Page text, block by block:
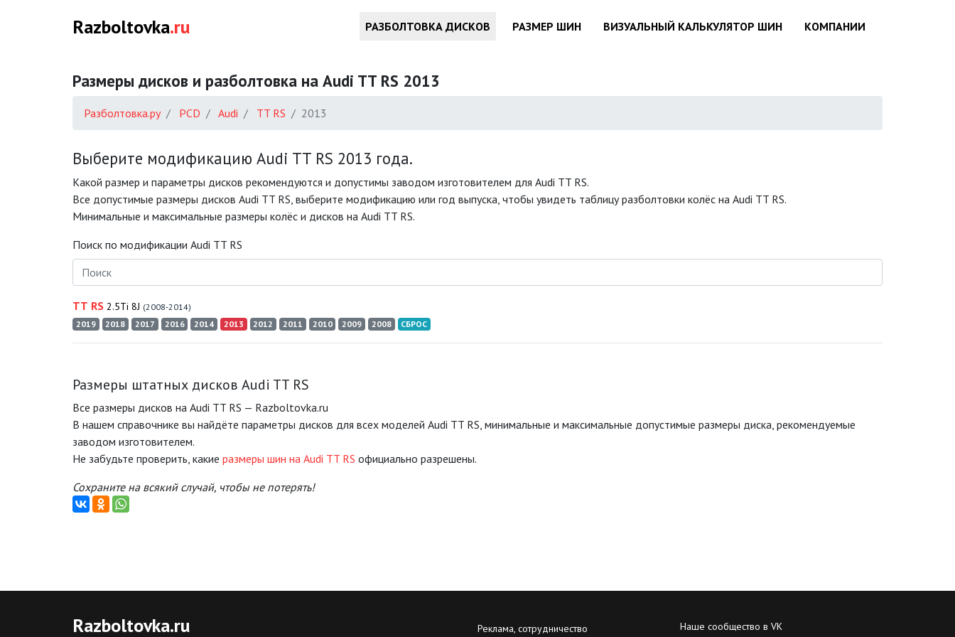
Razboltovka.ru РАЗБОЛТОВКА ДИСКОВ РАЗМЕР ШИН ВИЗУАЛЬНЫЙ КАЛЬКУЛЯТОР ШИН КОМПАНИИ
Размеры дисков и разболтовка на Audi TT RS 2013
Разболтовка.ру PCD Audi TT RS 2013
Выберите модификацию Audi TT RS 2013 года.
Какой размер и параметры дисков рекомендуются и допустимы заводом изготовителем для Audi TT RS.
Все допустимые размеры дисков Audi TT RS, выберите модификацию или год выпуска, чтобы увидеть таблицу разболтовки колёс на Audi TT RS.
Минимальные и максимальные размеры колёс и дисков на Audi TT RS.
Поиск по модификации Audi TT RS
TT RS 2.5Ti 8J (2008-2014)
2019
2018 2017 2016 2014 2013 2012 2011 2010 2009 2008 СБРОС
Размеры штатных дисков Audi TT RS
Все размеры дисков на Audi TT RS — Razboltovka.ru
В нашем справочнике вы найдёте параметры дисков для всех моделей Audi TT RS, минимальные и максимальные допустимые размеры диска, рекомендуемые
заводом изготовителем.
Не забудьте проверить, какие размеры шин на Audi TT RS официально разрешены.
Сохраните на всякий случай, чтобы не потерять!
Razboltovka.ru Реклама, сотрудничество Наше сообщество в VK